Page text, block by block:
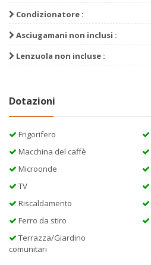
Condizionatore :
Asciugamani non inclusi :
Lenzuola non incluse :
Dotazioni
Frigorifero
Macchina del caffè
Microonde
TV
Riscaldamento
Ferro da stiro
Terrazza/Giardino
comunitari